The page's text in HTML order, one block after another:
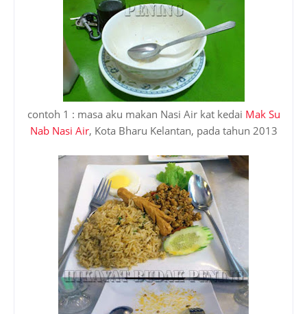
contoh 1 : masa aku makan Nasi Air kat kedai Mak Su
Nab Nasi Air, Kota Bharu Kelantan, pada tahun 2013